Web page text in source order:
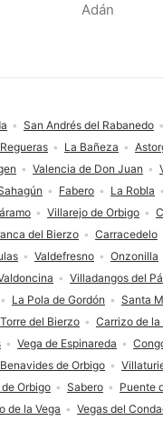
Adán
San Andrés del Rabanedo
La Bañeza
Valencia de Don Juan
Fabero La Robla
Villarejo de Orbigo
del Bierzo
Carracedelo
Valdefresno Onzonilla
Villadangos del
La Pola de Gordón
Santa
Torre del Bierzo
Carrizo de la
Vega de Espinareda
Benavides de Orbigo
Orbigo Sabero
Puente
de la Vega Vegas del